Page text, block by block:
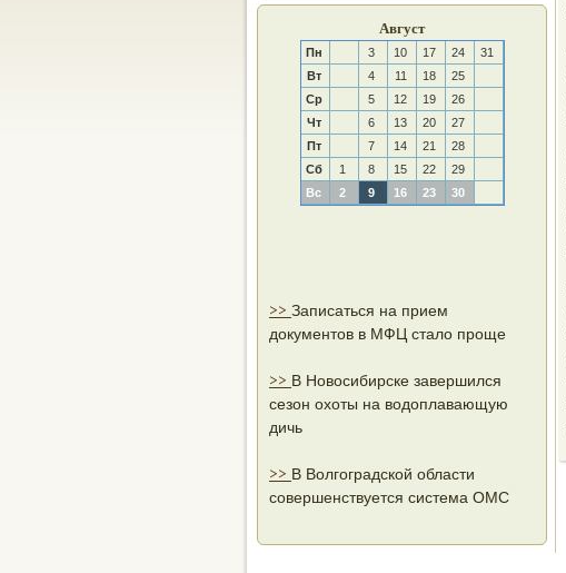
Август
Пн 3 10 17 24
31
Вт
4 11 18
25
Ср
5 12 19
26
Чт
6 13 20
27
Пт
7 14 21
28
Сб
1 8 15 22
29
Вс
2 9 16 23 30
>> Записаться на прием
документов в МФЦ стало проще
>> В Новосибирске завершился
сезон охоты на водоплавающую
дичь
>> В Волгоградской области
совершенствуется система ОМС